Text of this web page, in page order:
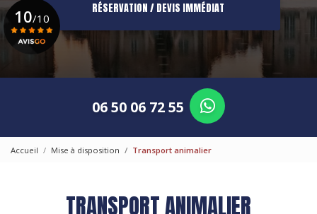
RÉSERVATION / DEVIS IMMÉDIAT
06 50 06 72 55
10/10
Accueil Mise à disposition Transport animalier
TRANSPORT ANIMALIER